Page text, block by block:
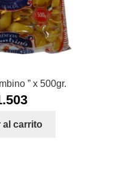
” x 500gr.
al carrito